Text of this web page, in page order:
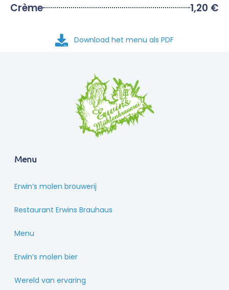
Crème
1,20 €
Download het menu als PDF
Menu
Erwin’s molen brouwerij
Restaurant Erwins Brauhaus
Menu
Erwin’s molen bier
Wereld van ervaring